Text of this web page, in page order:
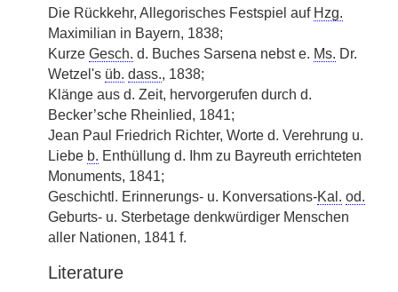
Die Rückkehr, Allegorisches Festspiel auf Hzg.
Maximilian in Bayern, 1838;
Kurze Gesch. d. Buches Sarsena nebst e. Ms. Dr.
Wetzel's üb. dass., 1838;
Klänge aus d. Zeit, hervorgerufen durch d.
Becker’sche Rheinlied, 1841;
Jean Paul Friedrich Richter, Worte d. Verehrung u.
Liebe b. Enthüllung d. Ihm zu Bayreuth errichteten
Monuments, 1841;
Geschichtl. Erinnerungs- u. Konversations-Kal. od.
Geburts- u. Sterbetage denkwürdiger Menschen
aller Nationen, 1841 f.
Literature